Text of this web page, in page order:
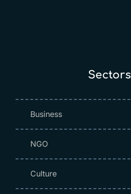
Sectors
Business
NGO
Culture